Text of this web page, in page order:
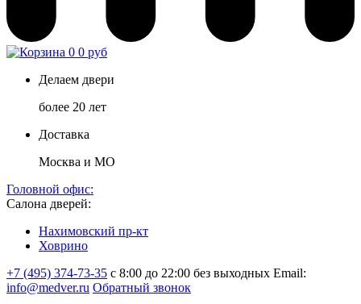
0 0 руб
Делаем двери
более 20 лет
Доставка
Москва и МО
Головной офис:
Салона дверей:
Нахимовский пр-кт
Ховрино
+7 (495) 374-73-35 с 8:00 до 22:00 без выходных Email:
info@medver.ru Обратный звонок